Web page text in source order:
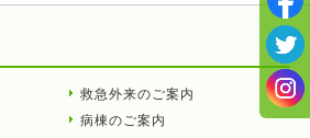
救急外来のご案内
病棟のご案内